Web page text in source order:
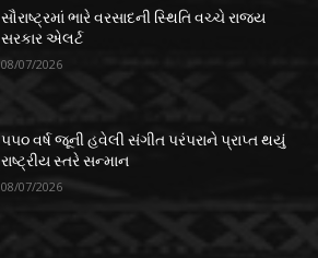
સૌરાષ્ટ્રમાં ભારે વરસાદની સ્થિતિ વચ્ચે રાજ્ય
સરકાર એલર્ટ
08/07/2026
૫૫૦ વર્ષ જૂની હવેલી સંગીત પરંપરાને પ્રાપ્ત થયું
રાષ્ટ્રીય સ્તરે સન્માન
08/07/2026